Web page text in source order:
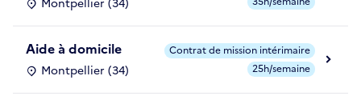
Montpellier (34)
Aide à domicile
Montpellier (34)
Contrat de mission intérimaire
25h/semaine